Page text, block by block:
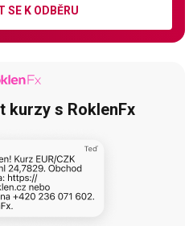
SE K ODBĚRU
kurzy s RoklenFx